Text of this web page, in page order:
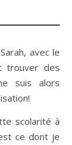
trouver des
suis alors
scolarité à
ce dont je